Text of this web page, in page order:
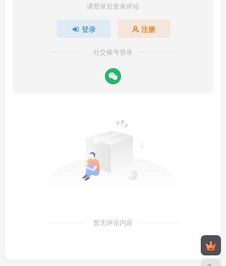
请登录后发表评论
登录 注册
社交账号登录
暂无评论内容